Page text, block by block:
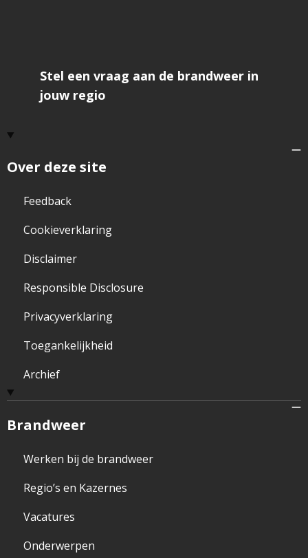
Over deze site
Feedback
Cookieverklaring
Disclaimer
Responsible Disclosure
Privacyverklaring
Toegankelijkheid
Archief
Brandweer
Werken bij de brandweer
Regio’s en Kazernes
Vacatures
Onderwerpen
Stel een vraag aan de brandweer in
jouw regio